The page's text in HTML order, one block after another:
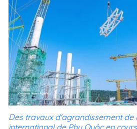
Des travaux d'agrandissement
international de Phu Quôc en